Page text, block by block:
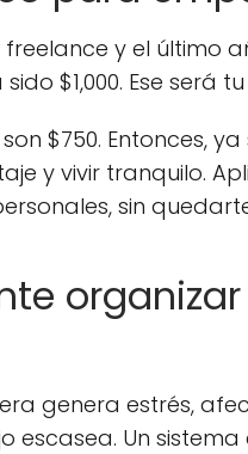
y el último
$1,000. Ese será
$750. Entonces,
y vivir tranquilo.
sin
genera estrés,
Un